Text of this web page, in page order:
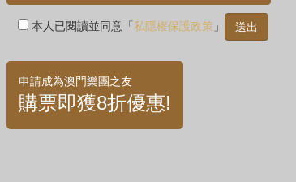
本人已閱讀並同意「 私隱權保護政策 」
申請成為澳門樂團之友
購票即獲8折優惠!